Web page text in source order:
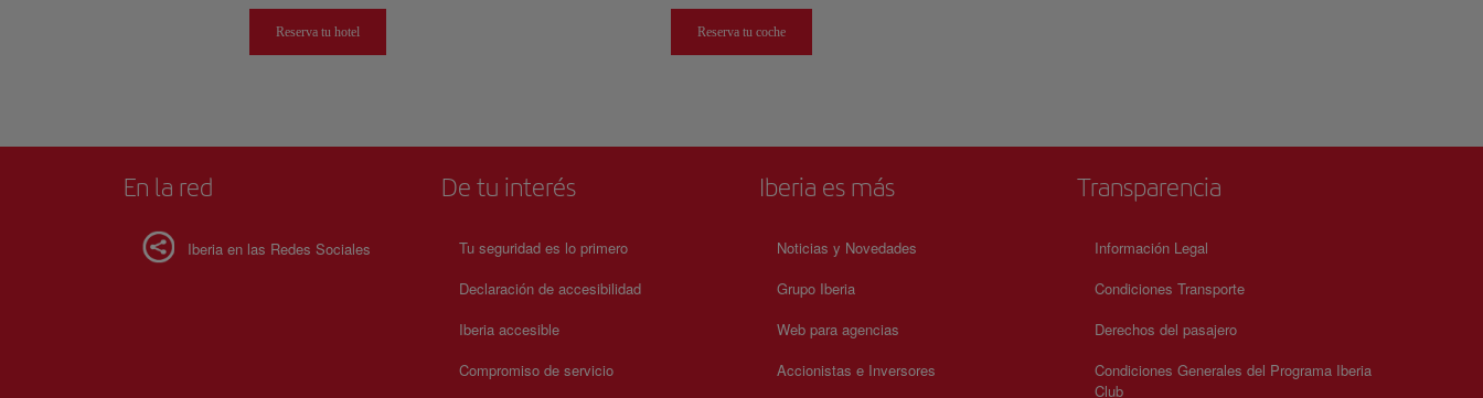
Reserva tu hotel Reserva tu coche
En la red
Iberia en las Redes Sociales
De tu interés
Tu seguridad es lo primero
Declaración de accesibilidad
Iberia accesible
Compromiso de servicio
Iberia es más
Noticias y Novedades
Grupo Iberia
Web para agencias
Accionistas e Inversores
Transparencia
Información Legal
Condiciones Transporte
Derechos del pasajero
Condiciones Generales del Programa Iberia
Club